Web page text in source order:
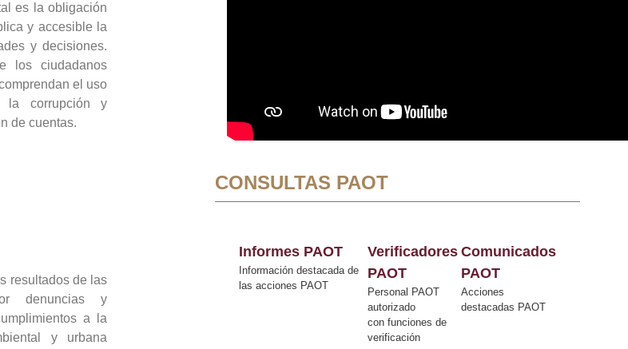
es la obligación
y accesible la
y decisiones.
los ciudadanos
el uso
la corrupción y
de cuentas.
resultados de las
denuncias y
a la
y urbana
CONSULTAS PAOT
Informes PAOT
Información destacada de
las acciones PAOT
Verificadores
PAOT
Personal PAOT
autorizado
con funciones de
verificación
Comunicados
PAOT
Acciones
destacadas PAOT